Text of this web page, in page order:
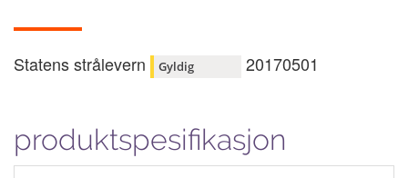
Statens strålevern Gyldig 20170501
produktspesifikasjon